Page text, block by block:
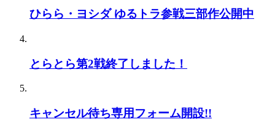
ひらら・ヨシダ ゆるトラ参戦三部作公開中
とらとら第2戦終了しました！
キャンセル待ち専用フォーム開設!!